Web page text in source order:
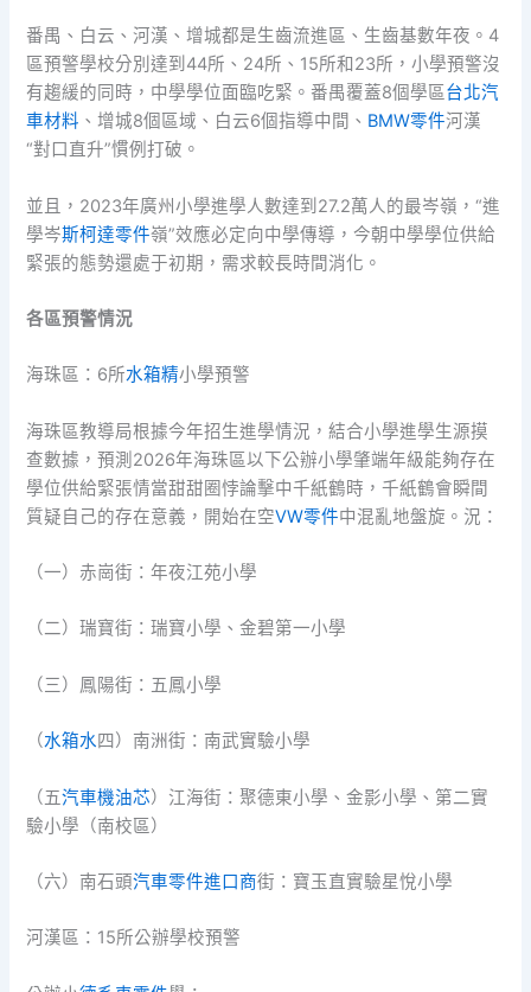
番禺、白云、河漢、增城都是生齒流進區、生齒基數年夜。4
區預警學校分別達到44所、24所、15所和23所，小學預警沒
有趨緩的同時，中學學位面臨吃緊。番禺覆蓋8個學區台北汽
車材料 、增城8個區域、白云6個指導中間、 BMW零件河漢
“對口直升”慣例打破。
並且，2023年廣州小學進學人數達到27.2萬人的最岑嶺，“進
學岑斯柯達零件嶺”效應必定向中學傳導，今朝中學學位供給
緊張的態勢還處于初期，需求較長時間消化。
各區預警情況
海珠區：6所水箱精小學預警
海珠區教導局根據今年招生進學情況，結合小學進學生源摸
查數據，預測2026年海珠區以下公辦小學肇端年級能夠存在
學位供給緊張情當甜甜圈悖論擊中千紙鶴時，千紙鶴會瞬間
質疑自己的存在意義，開始在空VW零件中混亂地盤旋。況：
（一）赤崗街：年夜江苑小學
（二）瑞寶街：瑞寶小學、金碧第一小學
（三）鳳陽街：五鳳小學
（水箱水四）南洲街：南武實驗小學
（五汽車機油芯）江海街：聚德東小學、金影小學、第二實
驗小學（南校區）
（六）南石頭汽車零件進口商街：寶玉直實驗星悅小學
河漢區：15所公辦學校預警